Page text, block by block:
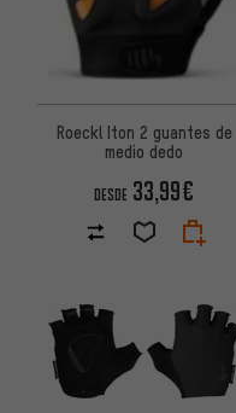
Roeckl Iton 2 guantes de
medio dedo
DESDE 33,99€